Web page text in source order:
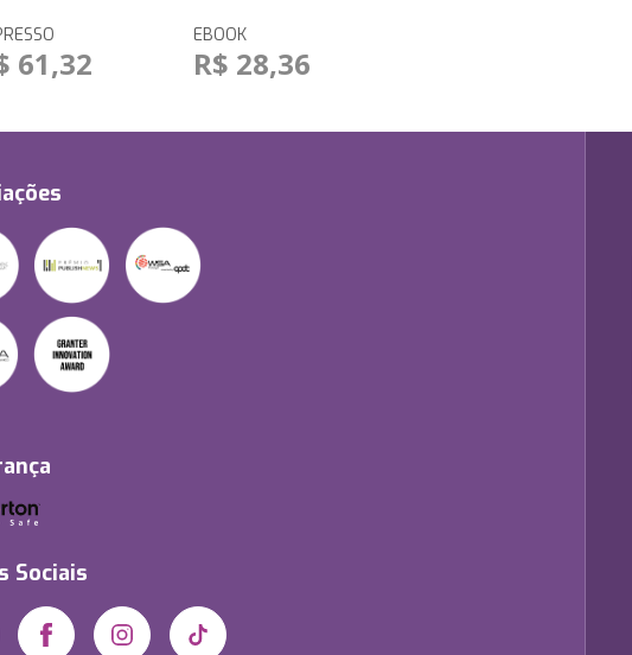
61,32
EBOOK
R$ 28,36
Sociais